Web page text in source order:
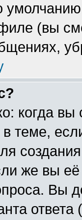
(вы
когда
теме,
же вы её
Вы
ответа